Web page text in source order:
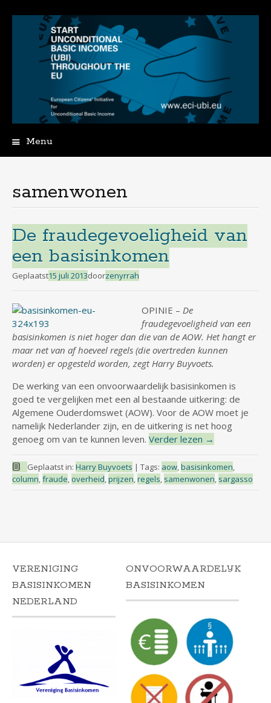
Menu
inhoud
samenwonen
De fraudegevoeligheid van
een basisinkomen
Geplaatst15 juli 2013doorzenyrrah
OPINIE – De
fraudegevoeligheid van een
basisinkomen is niet hoger dan die van de AOW. Het hangt er
maar net van af hoeveel regels (die overtreden kunnen
worden) er opgesteld worden, zegt Harry Buyvoets.
De werking van een onvoorwaardelijk basisinkomen is
goed te vergelijken met een al bestaande uitkering: de
Algemene Ouderdomswet (AOW). Voor de AOW moet je
namelijk Nederlander zijn, en de uitkering is net hoog
genoeg om van te kunnen leven. Verder lezen →
Geplaatst in: Harry Buyvoets | Tags: aow,basisinkomen,
column,fraude, overheid,prijzen,regels, samenwonen, sargasso
VERENIGING
BASISINKOMEN
NEDERLAND
ONVOORWAARDELIJK
BASISINKOMEN